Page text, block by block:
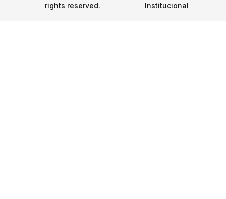
rights reserved.
Institucional